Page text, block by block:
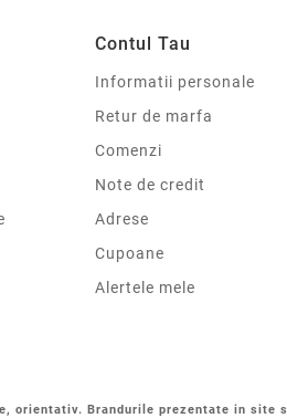
Contul Tau
Informatii personale
Retur de marfa
Comenzi
Note de credit
Adrese
Cupoane
Alertele mele
Brandurile prezentate in site